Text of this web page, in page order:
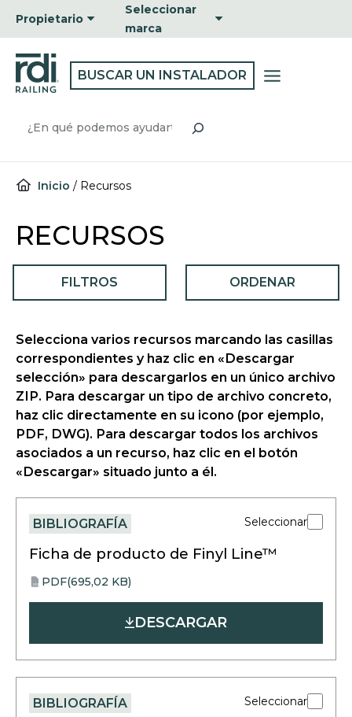
Propietario
Seleccionar
marca
BUSCAR UN INSTALADOR
Inicio / Recursos
RECURSOS
FILTROS ORDENAR
Selecciona varios recursos marcando las casillas
correspondientes y haz clic en «Descargar
selección» para descargarlos en un único archivo
ZIP. Para descargar un tipo de archivo concreto,
haz clic directamente en su icono (por ejemplo,
PDF, DWG). Para descargar todos los archivos
asociados a un recurso, haz clic en el botón
«Descargar» situado junto a él.
BIBLIOGRAFÍA Seleccionar
Ficha de producto de Finyl Line™
PDF PDF(695,02 KB)
opens
in
DESCARGAR
BIBLIOGRAFÍA Seleccionar